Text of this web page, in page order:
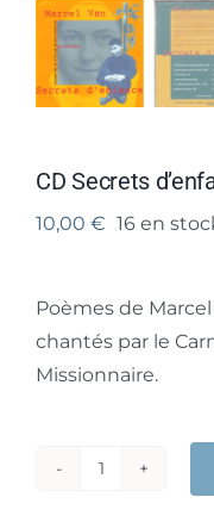
CD Secrets
10,00 € 16 en
Poèmes de
chantés par le
Missionnaire.